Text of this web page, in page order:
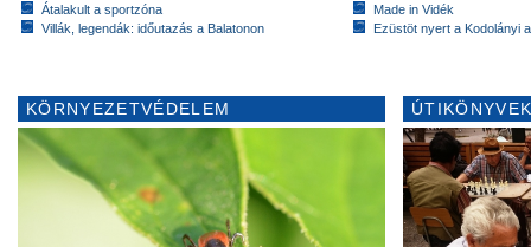
Átalakult a sportzóna
Villák, legendák: időutazás a Balatonon
Made in Vidék
Ezüstöt nyert a Kodolányi
KÖRNYEZETVÉDELEM